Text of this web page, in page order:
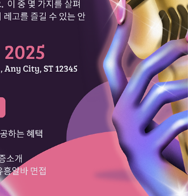
플랫폼 여기서는 검증된 노래방도우미 공급
업체와 신뢰할 수 있는 플레이 환경이 보장
니다. 사용자의 안전과 만족을 최우선으로
각하는 유흥알바 고수익알바 업체와 함께,
정 없이 구인구직을 즐겨보세요.밤알바,